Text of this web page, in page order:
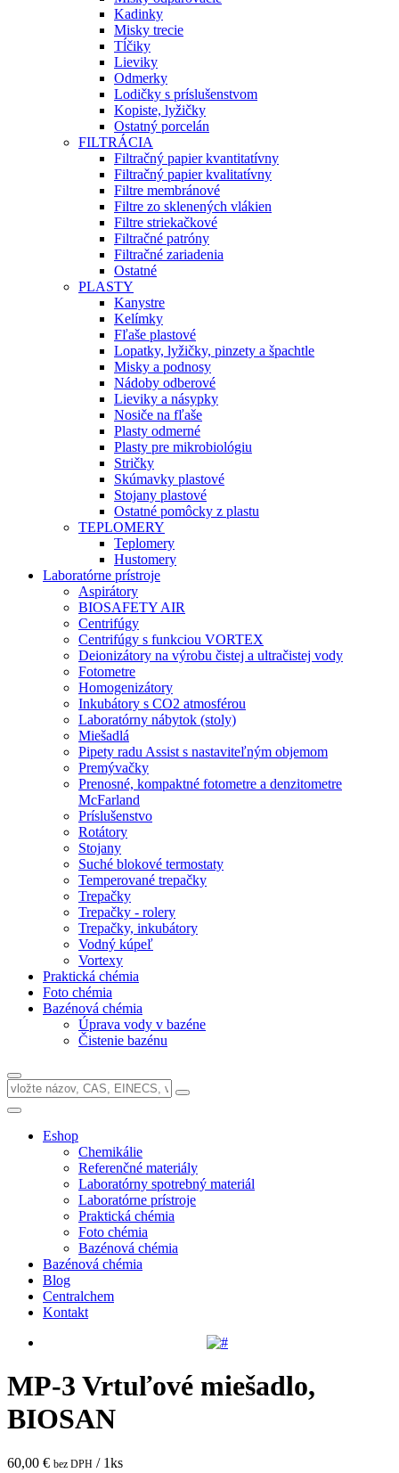
Kadinky
Misky trecie
Tĺčiky
Lieviky
Odmerky
Lodičky s príslušenstvom
Kopiste, lyžičky
Ostatný porcelán
FILTRÁCIA
Filtračný papier kvantitatívny
Filtračný papier kvalitatívny
Filtre membránové
Filtre zo sklenených vlákien
Filtre striekačkové
Filtračné patróny
Filtračné zariadenia
Ostatné
PLASTY
Kanystre
Kelímky
Fľaše plastové
Lopatky, lyžičky, pinzety a špachtle
Misky a podnosy
Nádoby odberové
Lieviky a násypky
Nosiče na fľaše
Plasty odmerné
Plasty pre mikrobiológiu
Stričky
Skúmavky plastové
Stojany plastové
Ostatné pomôcky z plastu
TEPLOMERY
Teplomery
Hustomery
Laboratórne prístroje
Aspirátory
BIOSAFETY AIR
Centrifúgy
Centrifúgy s funkciou VORTEX
Deionizátory na výrobu čistej a ultračistej vody
Fotometre
Homogenizátory
Inkubátory s CO2 atmosférou
Laboratórny nábytok (stoly)
Miešadlá
Pipety radu Assist s nastaviteľným objemom
Premývačky
Prenosné, kompaktné fotometre a denzitometre
McFarland
Príslušenstvo
Rotátory
Stojany
Suché blokové termostaty
Temperované trepačky
Trepačky
Trepačky - rolery
Trepačky, inkubátory
Vodný kúpeľ
Vortexy
Praktická chémia
Foto chémia
Bazénová chémia
Úprava vody v bazéne
Čistenie bazénu
Eshop
Chemikálie
Referenčné materiály
Laboratórny spotrebný materiál
Laboratórne prístroje
Praktická chémia
Foto chémia
Bazénová chémia
Bazénová chémia
Blog
Centralchem
Kontakt
MP-3 Vrtuľové miešadlo,
BIOSAN
60,00 € bez DPH / 1ks